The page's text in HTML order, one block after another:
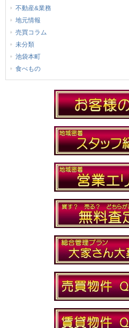
不動産&業務
地元情報
売買コラム
未分類
池袋本町
食べもの